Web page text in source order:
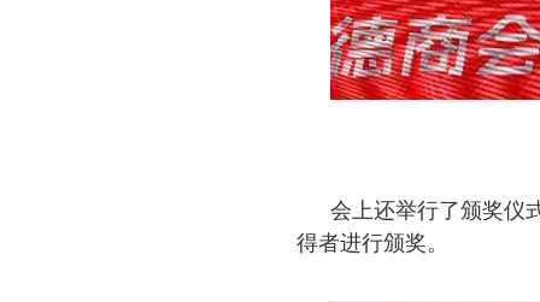
会上还举行了颁奖仪
得者进行颁奖。